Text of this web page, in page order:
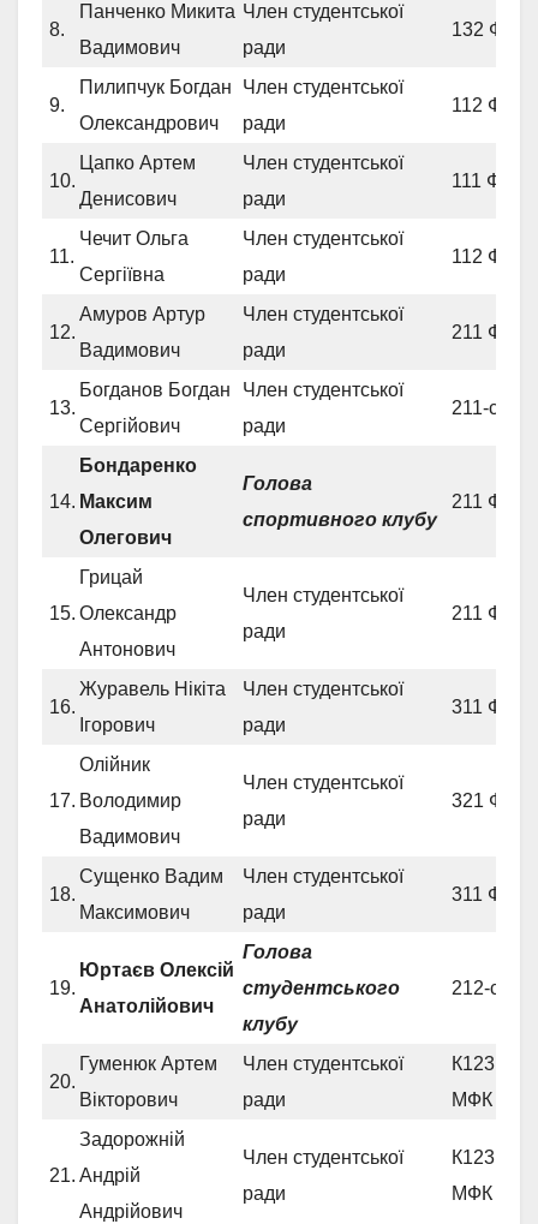
8.
Панченко Микита
Вадимович
Член студентської
ради
132 ФСВ
9.
Пилипчук Богдан
Олександрович
Член студентської
ради
112 ФСВ
10.
Цапко Артем
Денисович
Член студентської
ради
111 ФСВ
11.
Чечит Ольга
Сергіївна
Член студентської
ради
112 ФСВ
12.
Амуров Артур
Вадимович
Член студентської
ради
211 ФСЕ
13.
Богданов Богдан
Сергійович
Член студентської
ради
211-сп
14.
Бондаренко
Максим
Олегович
Голова
спортивного клубу
211 ФСЕ
15.
Грицай
Олександр
Антонович
Член студентської
ради
211 ФСЕ
16.
Журавель Нікіта
Ігорович
Член студентської
ради
311 ФСЕ
17.
Олійник
Володимир
Вадимович
Член студентської
ради
321 ФСЕ
18.
Сущенко Вадим
Максимович
Член студентської
ради
311 ФСЕ
19.
Юртаєв Олексій
Анатолійович
Голова
студентського
клубу
212-сп
20.
Гуменюк Артем
Вікторович
Член студентської
ради
К123
МФК
21.
Задорожній
Андрій
Андрійович
Член студентської
ради
К123
МФК